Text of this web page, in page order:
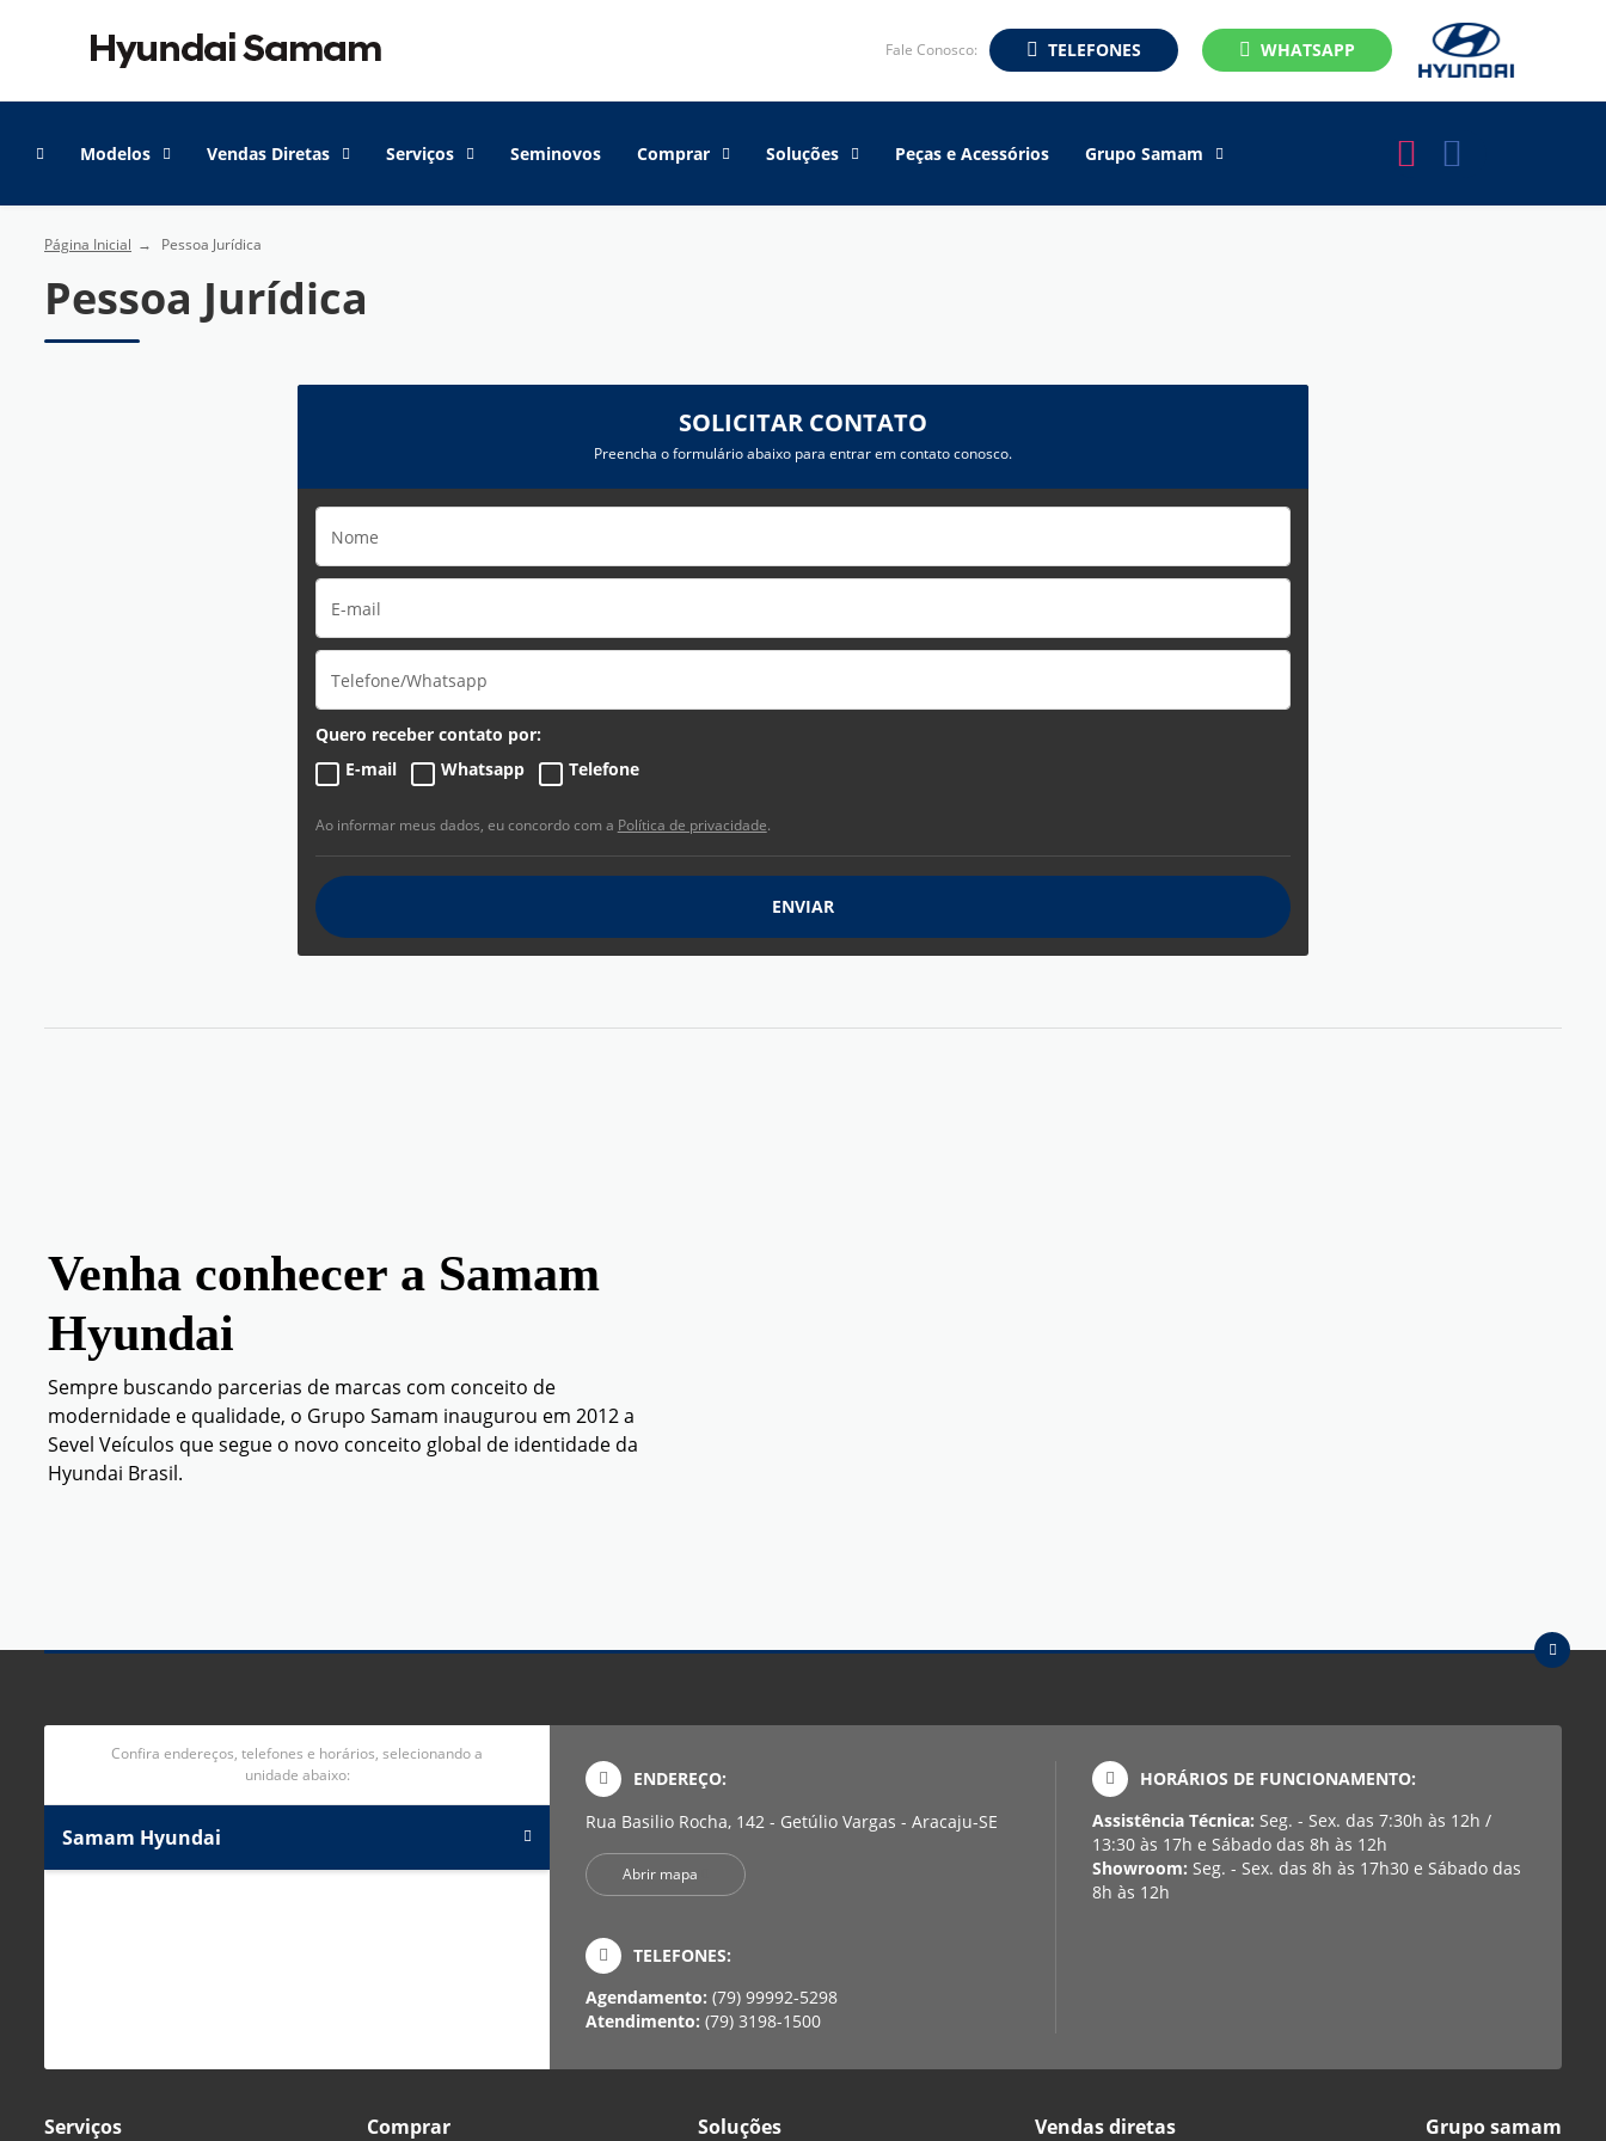
Fale Conosco: TELEFONES WHATSAPP
Modelos Vendas Diretas Serviços Seminovos Comprar Soluções Peças e Acessórios Grupo Samam
Página Inicial Pessoa Jurídica
Pessoa Jurídica
SOLICITAR CONTATO
Preencha o formulário abaixo para entrar em contato conosco.
Quero receber contato por:
E-mail
Whatsapp Telefone
Ao informar meus dados, eu concordo com a Política de privacidade.
ENVIAR
Venha conhecer a Samam
Hyundai
Sempre buscando parcerias de marcas com conceito de
modernidade e qualidade, o Grupo Samam inaugurou em 2012 a
Sevel Veículos que segue o novo conceito global de identidade da
Hyundai Brasil.
Confira endereços, telefones e horários, selecionando a
unidade abaixo:
Samam Hyundai
ENDEREÇO:
Rua Basilio Rocha, 142 - Getúlio Vargas - Aracaju-SE
Abrir mapa
TELEFONES:
Agendamento:(79) 99992-5298
Atendimento:(79) 3198-1500
HORÁRIOS DE FUNCIONAMENTO:
Assistência Técnica: Seg. - Sex. das 7:30h às 12h /
13:30 às 17h e Sábado das 8h às 12h
Showroom: Seg. - Sex. das 8h às 17h30 e Sábado das
8h às 12h
Serviços Comprar Soluções Vendas diretas Grupo samam